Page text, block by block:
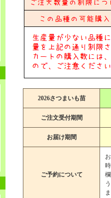
2026さつまいも苗
ご注文受付期間
お届け期間
ご予約について